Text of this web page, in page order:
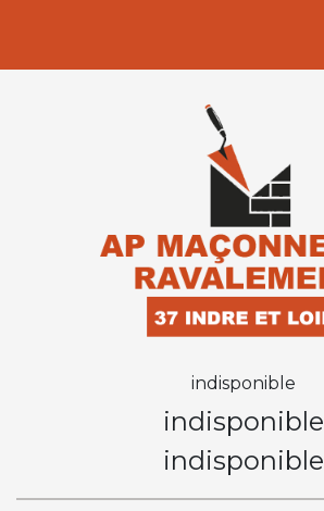
indisponible
indisponible
indisponible